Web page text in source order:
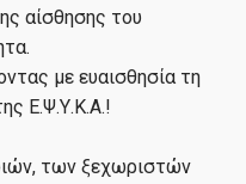
αίσθησης του
με ευαισθησία τη
Ε.Ψ.Υ.Κ.Α.!
των ξεχωριστών